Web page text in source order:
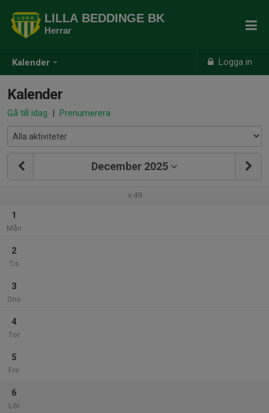
Kalender Logga in
LILLA BEDDINGE BK
Herrar
Kalender
Gå till idag | Prenumerera
December 2025
v.49
1
Mån
2
Tis
3
Ons
4
Tor
5
Fre
6
Lör